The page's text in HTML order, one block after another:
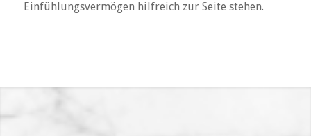
Einfühlungsvermögen hilfreich zur Seite stehen.